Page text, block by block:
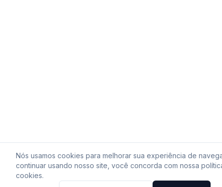
Nós usamos cookies para melhorar sua experiência de
continuar usando nosso site, você concorda com nossa
cookies.